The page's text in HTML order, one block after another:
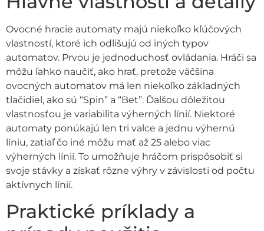
Ovocné hracie automaty majú niekoľko kľúčových
vlastností, ktoré ich odlišujú od iných typov
automatov. Prvou je jednoduchosť ovládania. Hráči sa
môžu ľahko naučiť, ako hrať, pretože väčšina
ovocných automatov má len niekoľko základných
tlačidiel, ako sú “Spin” a “Bet”. Ďalšou dôležitou
vlastnosťou je variabilita výherných línií. Niektoré
automaty ponúkajú len tri valce a jednu výhernú
líniu, zatiaľ čo iné môžu mať až 25 alebo viac
výherných línií. To umožňuje hráčom prispôsobiť si
svoje stávky a získať rôzne výhry v závislosti od počtu
aktívnych línií.
Praktické príklady a